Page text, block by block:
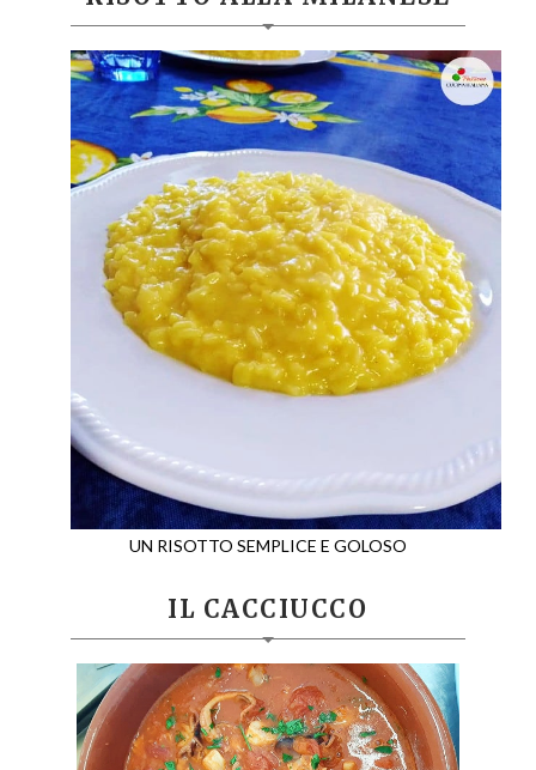
UN RISOTTO SEMPLICE E GOLOSO
IL CACCIUCCO